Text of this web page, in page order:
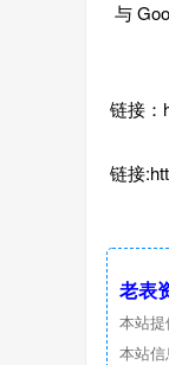
与
链接：
链接
老表
本站
本站